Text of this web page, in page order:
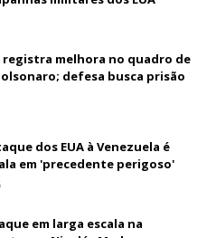
registra melhora no quadro de
defesa busca prisão
dos EUA à Venezuela é
em 'precedente perigoso'
em larga escala na